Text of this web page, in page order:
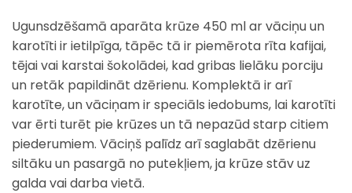
Ugunsdzēšamā aparāta krūze 450 ml ar vāciņu un
karotīti ir ietilpīga, tāpēc tā ir piemērota rīta kafijai,
tējai vai karstai šokolādei, kad gribas lielāku porciju
un retāk papildināt dzērienu. Komplektā ir arī
karotīte, un vāciņam ir speciāls iedobums, lai karotīti
var ērti turēt pie krūzes un tā nepazūd starp citiem
piederumiem. Vāciņš palīdz arī saglabāt dzērienu
siltāku un pasargā no putekļiem, ja krūze stāv uz
galda vai darba vietā.